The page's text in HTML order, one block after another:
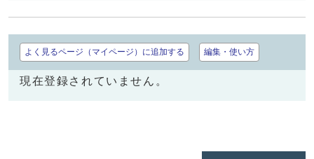
よく見るページ（マイページ）に追加する 編集・使い方
現在登録されていません。